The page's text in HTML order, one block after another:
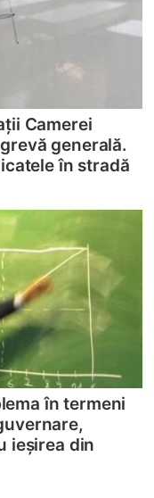
Camerei
generală.
în stradă
în termeni
ieșirea din